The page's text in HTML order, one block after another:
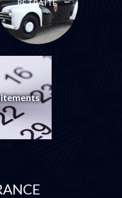
RETRAITE